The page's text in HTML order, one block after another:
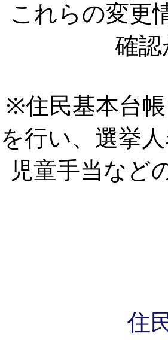
これらの変更
確
※住民基本台
を行い、選挙
児童手当など
住